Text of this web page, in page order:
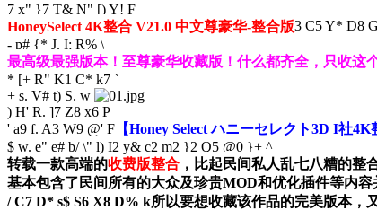
7 x" }7 T& N" [) Y! F
HoneySelect 4K整合 V21.0 中文尊豪华-整合版3 C5 Y* D8
- p# {* J. I; R% \
最高级最强版本！至尊豪华收藏版！什么都齐全，只收这
* [+ R" K1 C* k7 `
+ s. V# t) S. w
) H' R. ]7 Z8 x6 P
' a9 f. A3 W9 @' F 【Honey Select ハニーセレクト3D I社
$ w. e" e# b/ \" l) I2 y& c2 m2 }2 Q5 @0 }+ ^
转载一款高端的收费版整合 ，比起民间私人乱七八糟的整
基本包含了民间所有的大众及珍贵MOD和优化插件等内容
/ C7 D* s$ S6 X8 D% k所以要想收藏该作品的完美版本，